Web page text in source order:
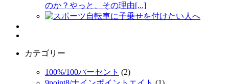
のか？やっと、その理由[...]
スポーツ自転車に子乗せを付けたい人へ
カテゴリー
100%/100パーセント (2)